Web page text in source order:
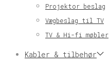
Projektor beslag
Vægbeslag til TV
TV & Hi-fi møbler
Kabler & tilbehør